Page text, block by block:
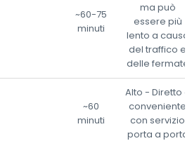
~60-75
minuti
ma può
essere più
lento a causa
del traffico e
delle fermate
~60
minuti
Alto - Diretto e
conveniente
con servizio
porta a porta